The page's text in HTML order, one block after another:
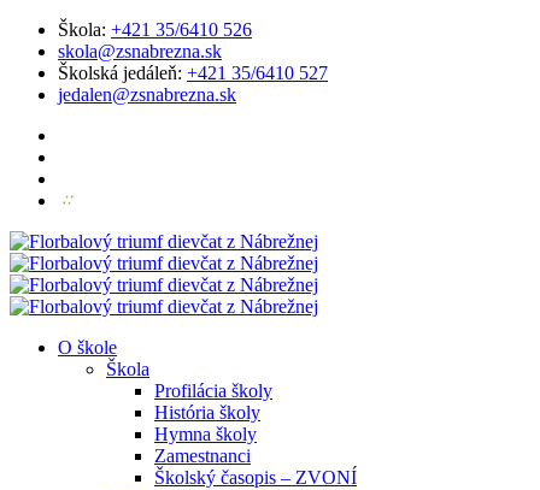
Škola: +421 35/6410 526
skola@zsnabrezna.sk
Školská jedáleň: +421 35/6410 527
jedalen@zsnabrezna.sk
O škole
Škola
Profilácia školy
História školy
Hymna školy
Zamestnanci
Školský časopis – ZVONÍ